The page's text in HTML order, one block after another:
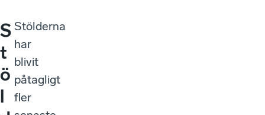
S
t
ö
l
Stölderna
har
blivit
påtagligt
fler